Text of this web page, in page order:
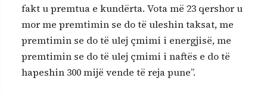
fakt u premtua e kundërta. Vota më 23 qershor u
mor me premtimin se do të uleshin taksat, me
premtimin se do të ulej çmimi i energjisë, me
premtimin se do të ulej çmimi i naftës e do të
hapeshin 300 mijë vende të reja pune”.